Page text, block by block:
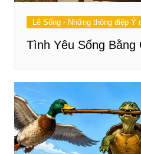
Lẽ Sống - Những thông điệp Ý
Tình Yêu Sống Bằng